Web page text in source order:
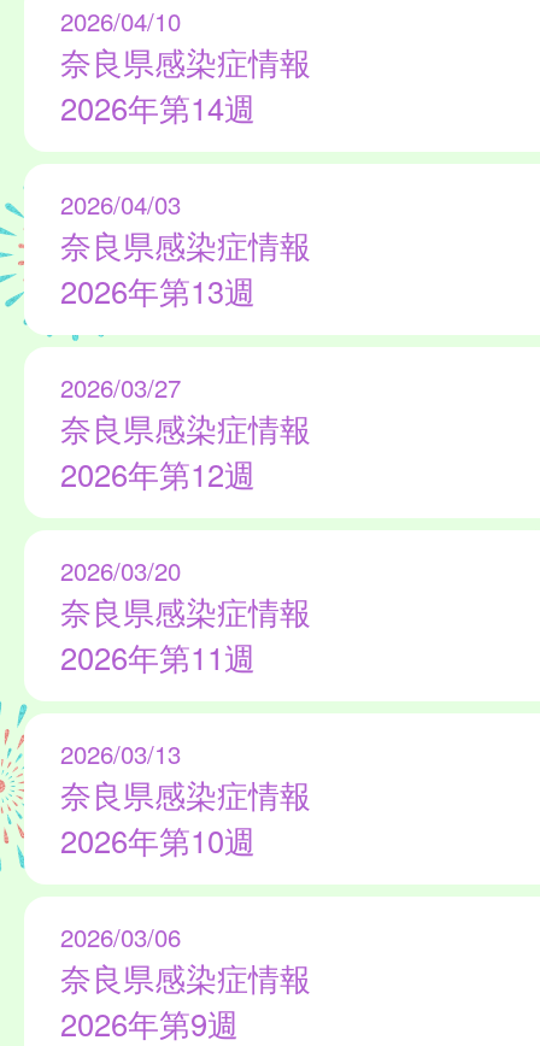
2026/04/10
奈良県感染症情報
2026年第14週
2026/04/03
奈良県感染症情報
2026年第13週
2026/03/27
奈良県感染症情報
2026年第12週
2026/03/20
奈良県感染症情報
2026年第11週
2026/03/13
奈良県感染症情報
2026年第10週
2026/03/06
奈良県感染症情報
2026年第9週